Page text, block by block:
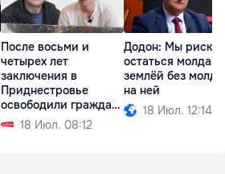
После восьми и
четырех лет
заключения в
Приднестровье
освободили граждан
Молдовы
18 Июл. 08:12
Додон: Мы
остаться
землёй без
на ней
18 Июл. 12:14